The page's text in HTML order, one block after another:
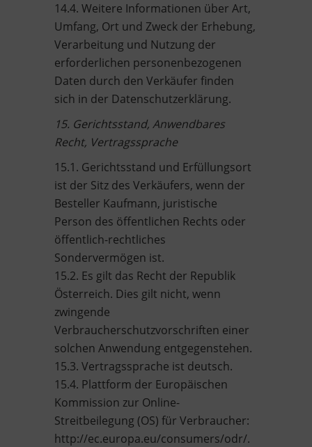
14.4. Weitere Informationen über Art,
Umfang, Ort und Zweck der Erhebung,
Verarbeitung und Nutzung der
erforderlichen personenbezogenen
Daten durch den Verkäufer finden
sich in der Datenschutzerklärung.
15. Gerichtsstand, Anwendbares
Recht, Vertragssprache
15.1. Gerichtsstand und Erfüllungsort
ist der Sitz des Verkäufers, wenn der
Besteller Kaufmann, juristische
Person des öffentlichen Rechts oder
öffentlich-rechtliches
Sondervermögen ist.
15.2. Es gilt das Recht der Republik
Österreich. Dies gilt nicht, wenn
zwingende
Verbraucherschutzvorschriften einer
solchen Anwendung entgegenstehen.
15.3. Vertragssprache ist deutsch.
15.4. Plattform der Europäischen
Kommission zur Online-
Streitbeilegung (OS) für Verbraucher:
http://ec.europa.eu/consumers/odr/.